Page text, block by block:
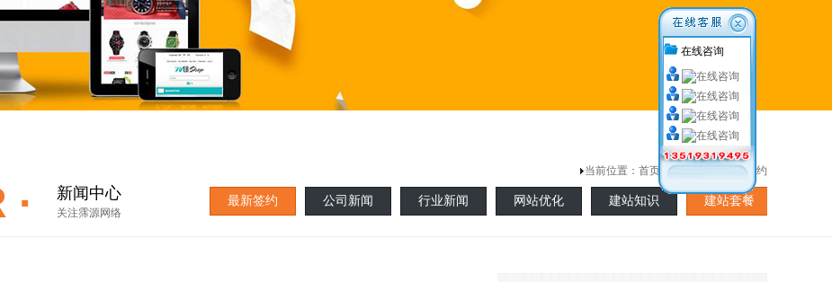
新闻中心
关注霈源网络
当前位置： 首页 > 新闻中心 >最新签约
最新签约 公司新闻 行业新闻 网站优化 建站知识 建站套餐
在线咨询